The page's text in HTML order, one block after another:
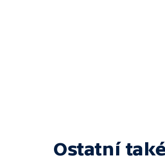
Ostatní